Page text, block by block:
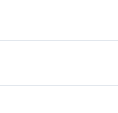
de Aprendizagem da Aula